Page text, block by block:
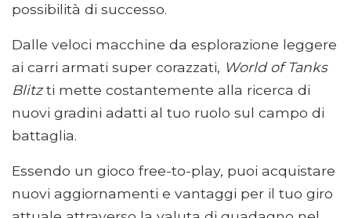
possibilità di successo.
Dalle veloci macchine da esplorazione leggere
ai carri armati super corazzati, World of Tanks
Blitzti mette costantemente alla ricerca di
nuovi gradini adatti al tuo ruolo sul campo di
battaglia.
Essendo un gioco free-to-play, puoi acquistare
nuovi aggiornamenti e vantaggi per il tuo giro